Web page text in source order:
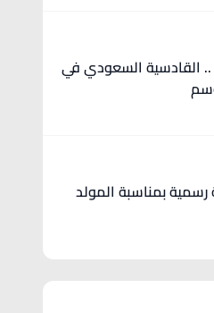
بسبب الفيصلي الأردني .. القادسية السعودي في
رسمية بمناسبة المولد